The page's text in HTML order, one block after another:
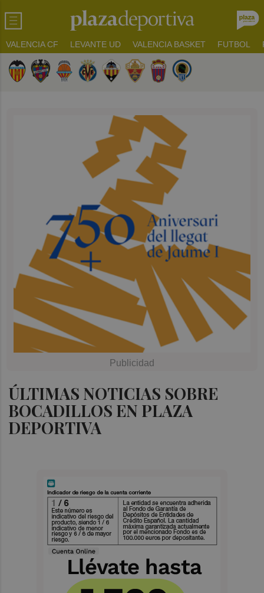
VALENCIA CF LEVANTE UD VALENCIA BASKET FUTBOL
ÚLTIMAS NOTICIAS SOBRE
BOCADILLOS EN PLAZA
DEPORTIVA